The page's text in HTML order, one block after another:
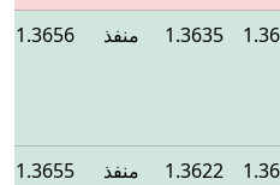
1.3635 منفذ 1.3656
1.3622 منفذ 1.3655